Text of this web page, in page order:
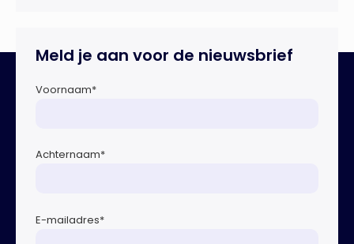
energiesysteem. Het betreft systemen waarbij elektriciteit
Meld je aan voor de nieuwsbrief
Voornaam*
Achternaam*
E-mailadres*